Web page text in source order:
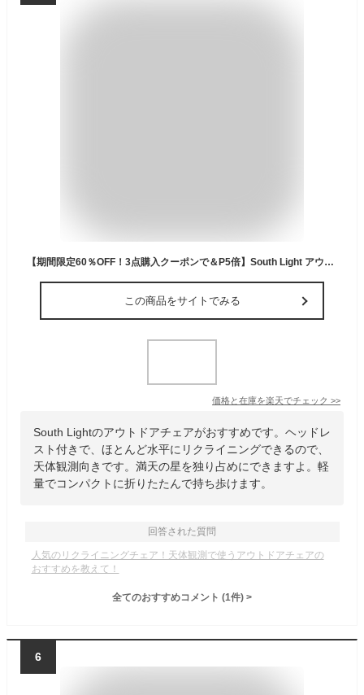
【期間限定60％OFF！3点購入クーポンで＆P5倍】South Light アウトドア チェア 折りたたみ ヘッドレスト付 リクライニング チェア 1人掛け キャンプ イス 1人用 椅子チェアー ダイニング コンパクト バーベキュー BBQ 公園 運動会 レジャー 軽量
この商品をサイトでみる
価格と在庫を楽天でチェック >>
South Lightのアウトドアチェアがおすすめです。ヘッドレ
スト付きで、ほとんど水平にリクライニングできるので、
天体観測向きです。満天の星を独り占めにできますよ。軽
量でコンパクトに折りたたんで持ち歩けます。
回答された質問
人気のリクライニングチェア！天体観測で使うアウトドアチェアの
おすすめを教えて！
全てのおすすめコメント (1件) >
6